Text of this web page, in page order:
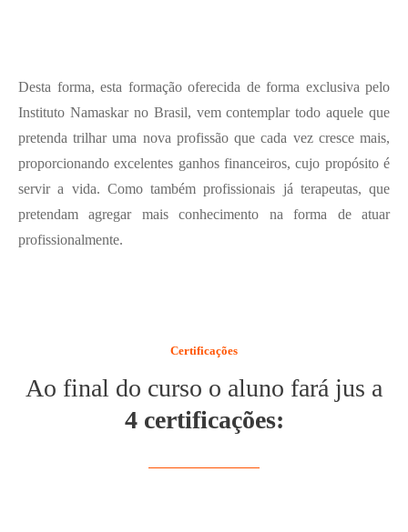
Desta forma, esta formação oferecida de forma exclusiva pelo
Instituto Namaskar no Brasil, vem contemplar todo aquele que
pretenda trilhar uma nova profissão que cada vez cresce mais,
proporcionando excelentes ganhos financeiros, cujo propósito é
servir a vida. Como também profissionais já terapeutas, que
pretendam agregar mais conhecimento na forma de atuar
profissionalmente.
Certificações
Ao final do curso o aluno fará jus a
4 certificações: